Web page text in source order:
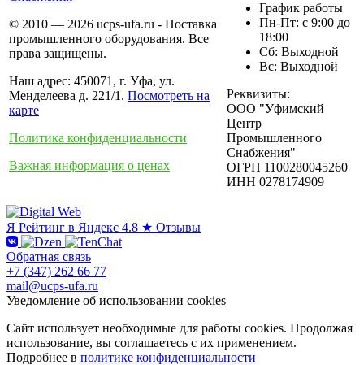
© 2010 — 2026 ucps-ufa.ru - Поставка
промышленного оборудования. Все
права защищены.
Наш адрес: 450071, г. Уфа, ул.
Менделеева д. 221/1. Посмотреть на
карте
Политика конфиденциальности
Важная информация о ценах
График работы
Пн-Пт: с 9:00 до
18:00
Сб: Выходной
Вс: Выходной
Реквизиты:
ООО "Уфимский
Центр
Промышленного
Снабжения"
ОГРН 1100280045260
ИНН 0278174909
Я Рейтинг в Яндекс 4.8 ★ Отзывы
Обратная связь
+7 (347) 262 66 77
mail@ucps-ufa.ru
Уведомление об использовании cookies
Сайт использует необходимые для работы cookies. Продолжая
использование, вы соглашаетесь с их применением.
Подробнее в политике конфиденциальности